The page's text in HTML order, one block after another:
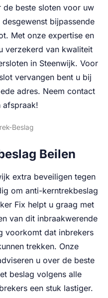
de beste sloten voor uw
bijpassende
Met onze expertise en
verzekerd van kwaliteit
in Steenwijk. Voor
vervangen bent u bij
adres. Neem contact
afspraak!
Beilen
extra beveiligen tegen
om anti-kerntrekbeslag
Fix helpt u graag met
van dit inbraakwerende
voorkomt dat inbrekers
trekken. Onze
u over de beste
beslag volgens alle
een stuk lastiger.